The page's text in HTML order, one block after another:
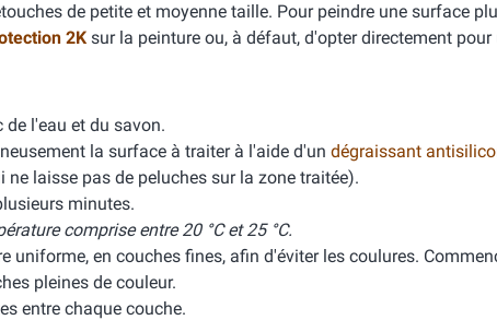
de petite et moyenne taille. Pour peindre une surface
2K sur la peinture ou, à défaut, d'opter directement pour
de l'eau et du savon.
la surface à traiter à l'aide d'un dégraissant
ne laisse pas de peluches sur la zone traitée).
minutes.
comprise entre 20 °C et 25 °C.
uniforme, en couches fines, afin d'éviter les coulures.
pleines de couleur.
entre chaque couche.